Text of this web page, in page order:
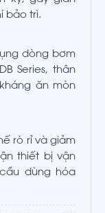
bảo trì.
dòng bơm
Series, thân
ăn mòn
rò rỉ và giảm
thiết bị vận
dùng hóa